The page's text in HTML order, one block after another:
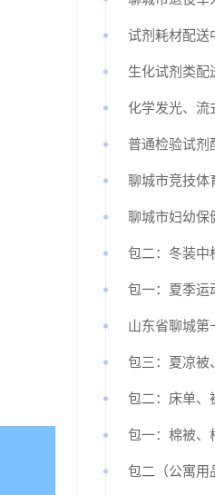
试剂耗材配送
生化试剂类配
化学发光、流
普通检验试剂
聊城市竞技体
聊城市妇幼保
包二：冬装中
包一：夏季运
山东省聊城第
包三：夏凉被
包二：床单、
包一：棉被、
包二（公寓用